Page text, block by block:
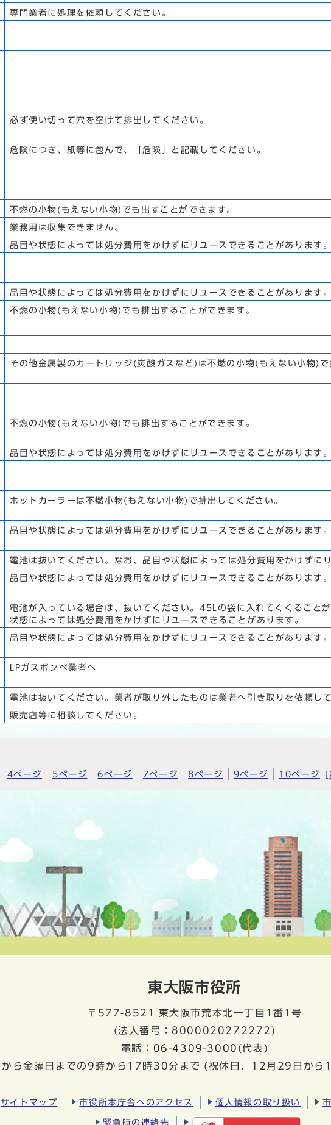
専門業者に処理を依頼してください。
必ず使い切って穴を空けて排出してください。
危険につき、紙等に包んで、「危険」と記載してください。
不燃の小物(もえない小物)でも出すことができます。
業務用は収集できません。
品目や状態によっては処分費用をかけずにリユースできることがあります
品目や状態によっては処分費用をかけずにリユースできることがあります
不燃の小物(もえない小物)でも排出することができます。
その他金属製のカートリッジ(炭酸ガスなど)は不燃の小物(もえない小物)
不燃の小物(もえない小物)でも排出することができます。
品目や状態によっては処分費用をかけずにリユースできることがあります
ホットカーラーは不燃小物(もえない小物)で排出してください。
品目や状態によっては処分費用をかけずにリユースできることがあります
電池は抜いてください。なお、品目や状態によっては処分費用をかけずに
品目や状態によっては処分費用をかけずにリユースできることがあります
電池が入っている場合は、抜いてください。45Lの袋に入れてくくること
状態によっては処分費用をかけずにリユースできることがあります。
品目や状態によっては処分費用をかけずにリユースできることがあります
LPガスボンベ業者へ
電池は抜いてください。業者が取り外したものは業者へ引き取りを依頼し
販売店等に相談してください。
4ページ 5ページ 6ページ 7ページ 8ページ 9ページ 10ページ
東大阪市役所
〒577-8521
東大阪市荒本北一丁目1番1号
(法人番号：8000020272272)
電話： 06-4309-3000 (代表)
から金曜日までの9時から17時30分まで (祝休日、12月29日から
サイトマップ 市役所本庁舎へのアクセス 個人情報の取り扱い
緊急時の連絡先